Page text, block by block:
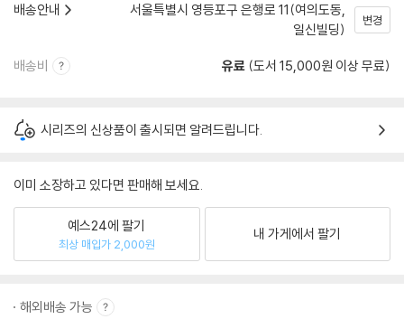
배송안내
서울특별시 영등포구 은행로 11(여의도동,
일신빌딩)
변경
배송비 유료 (도서 15,000원 이상 무료)
시리즈의 신상품이 출시되면 알려드립니다.
이미 소장하고 있다면 판매해 보세요.
예스24에 팔기
최상 매입가 2,000원
내 가게에서 팔기
해외배송 가능